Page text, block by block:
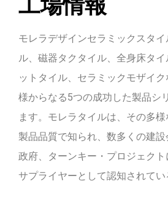
工場情報
モレラデザインセラミックスタ
ル、磁器タクタイル、全身床タ
ットタイル、セラミックモザイ
様からなる5つの成功した製品シ
ます。モレラタイルは、その多
製品品質で知られ、数多くの建設
政府、ターンキー・プロジェクト
サプライヤーとして認知されてい